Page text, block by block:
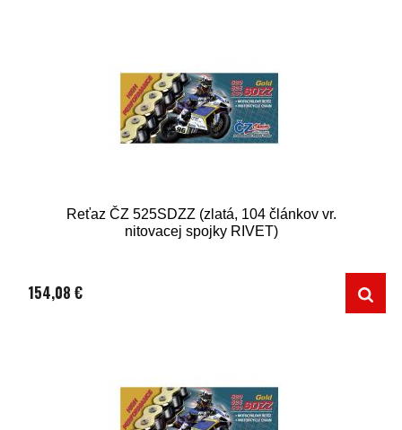
Reťaz ČZ 525SDZZ (zlatá, 104 článkov vr.
nitovacej spojky RIVET)
154,08 €